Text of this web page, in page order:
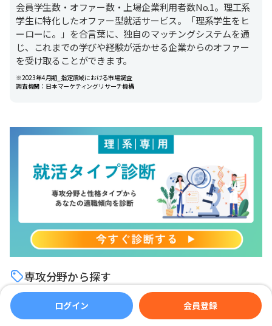
会員学生数・オファー数・上場企業利用者数No.1。理工系
学生に特化したオファー型就活サービス。「理系学生をヒ
ーローに。」を合言葉に、独自のマッチングシステムを通
じ、これまでの学びや経験が活かせる企業からのオファー
を受け取ることができます。
※2023年4月期_指定領域における市場調査
調査機関：日本マーケティングリサーチ機構
専攻分野から探す
(799記事) (785記事) #電気・電子 (785記事)
ログイン 会員登録